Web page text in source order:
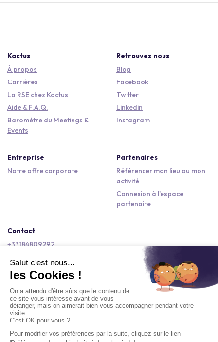
Kactus
À propos
Carrières
La RSE chez Kactus
Aide & F.A.Q.
Baromètre du Meetings &
Events
Retrouvez nous
Blog
Facebook
Twitter
Linkedin
Instagram
Entreprise
Notre offre corporate
Partenaires
Référencer mon lieu ou mon
activité
Connexion à l'espace
partenaire
Contact
+33184809292
Copyright © 2026 Kactus Tous droits réservés
Conditions générales d'utilisation
Mentions légales
Signaler un contenu